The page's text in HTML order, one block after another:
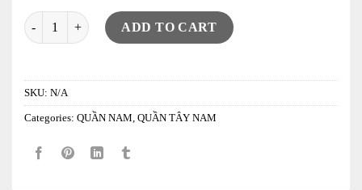
Quần Tây PM ( Slim Fit ) quantity
ADD TO CART
SKU: N/A
Categories: QUẦN NAM QUẦN TÂY NAM